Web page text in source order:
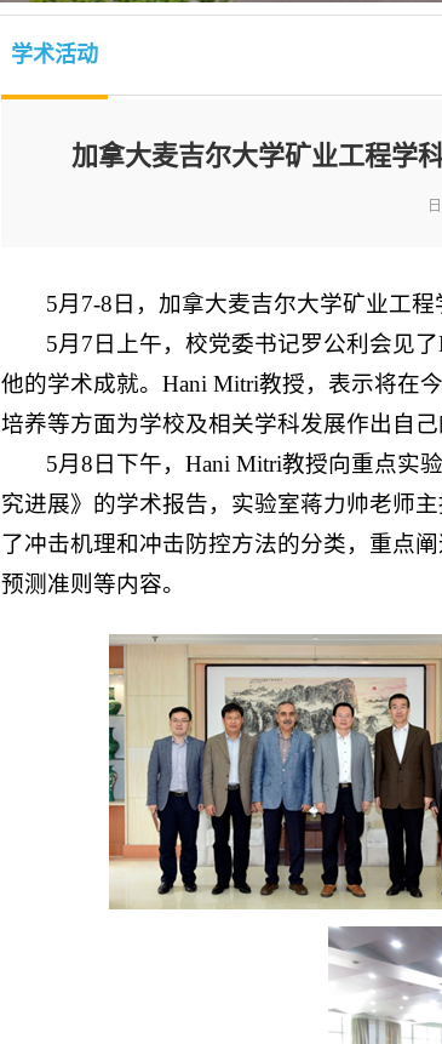
学术活动
加拿大麦吉尔大学矿业工程学
5月7-8日，加拿大麦吉尔大学矿业工
5月7日上午，校党委书记罗公利会见
他的学术成就。Hani Mitri教授，表示将在
培养等方面为学校及相关学科发展作出自己
5月8日下午，Hani Mitri教授向重点实
究进展》的学术报告，实验室蒋力帅老师
了冲击机理和冲击防控方法的分类，重点
预测准则等内容。